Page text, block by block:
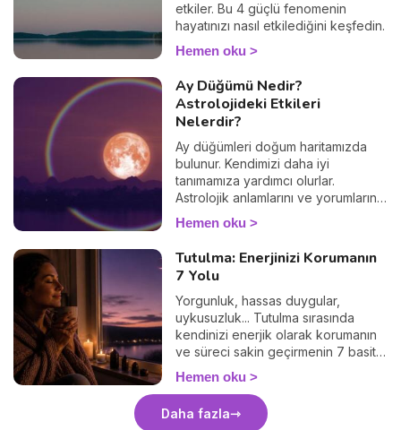
etkiler. Bu 4 güçlü fenomenin
hayatınızı nasıl etkilediğini keşfedin.
Hemen oku
Ay Düğümü Nedir?
Astrolojideki Etkileri
Nelerdir?
Ay düğümleri doğum haritamızda
bulunur. Kendimizi daha iyi
tanımamıza yardımcı olurlar.
Astrolojik anlamlarını ve yorumlarını
keşfedin.
Hemen oku
Tutulma: Enerjinizi Korumanın
7 Yolu
Yorgunluk, hassas duygular,
uykusuzluk... Tutulma sırasında
kendinizi enerjik olarak korumanın
ve süreci sakin geçirmenin 7 basit
yolunu keşfedin. 🛡️🌒
Hemen oku
Daha fazla